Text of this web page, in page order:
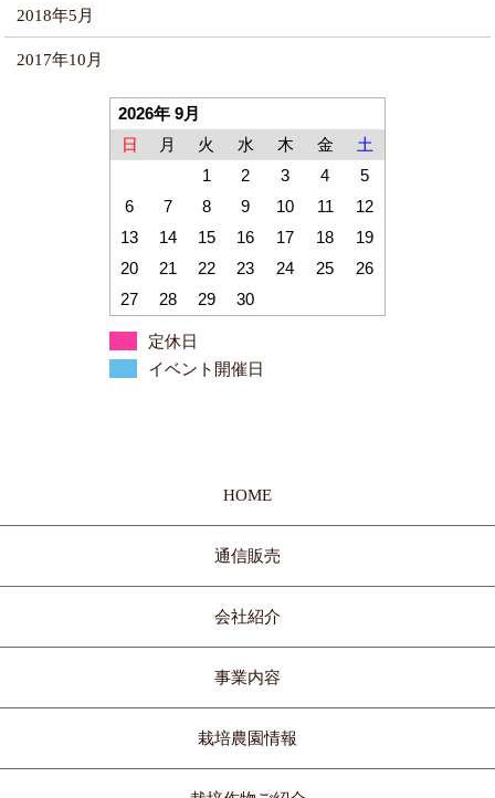
2018年5月
2017年10月
2026年 9月
日
月 火 水 木 金
土
1
2 3 4
5
6
7 8 9 10 11
12
13
14 15 16 17 18
19
20
21 22 23 24 25
26
27
28 29 30
定休日
イベント開催日
HOME
通信販売
会社紹介
事業内容
栽培農園情報